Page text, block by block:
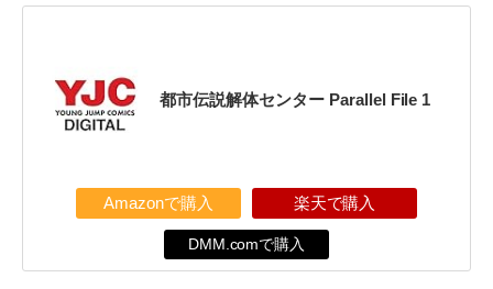
都市伝説解体センター Parallel File 1
Amazonで購入 楽天で購入
DMM.comで購入